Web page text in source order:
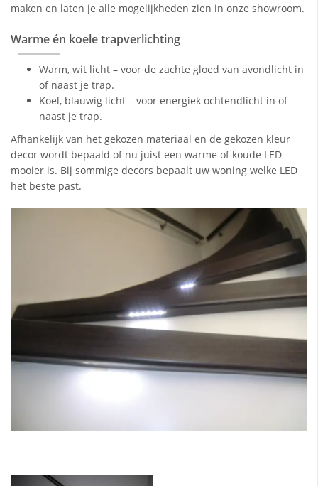
maken en laten je alle mogelijkheden zien in onze showroom.
Warme én koele trapverlichting
Warm, wit licht – voor de zachte gloed van avondlicht in
of naast je trap.
Koel, blauwig licht – voor energiek ochtendlicht in of
naast je trap.
Afhankelijk van het gekozen materiaal en de gekozen kleur
decor wordt bepaald of nu juist een warme of koude LED
mooier is. Bij sommige decors bepaalt uw woning welke LED
het beste past.